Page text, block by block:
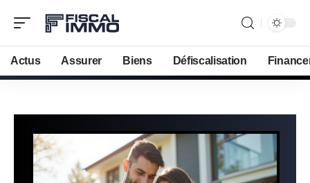
Actus Assurer Biens Défiscalisation